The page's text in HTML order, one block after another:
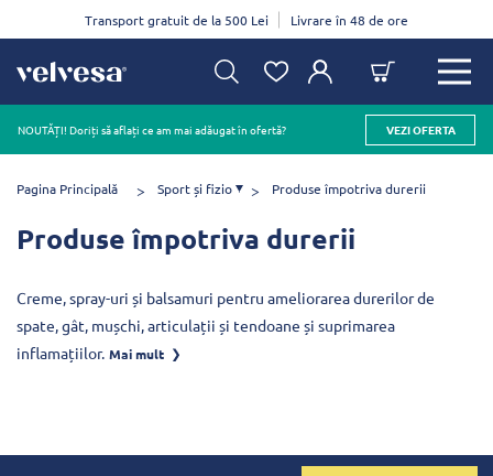
Transport gratuit de la 500 Lei Livrare în 48 de ore
NOUTĂȚI! Doriți să aflați ce am mai adăugat în ofertă? VEZI OFERTA
Pagina Principală Sport și fizio Produse împotriva durerii
Produse împotriva durerii
Creme, spray-uri și balsamuri pentru ameliorarea durerilor de
spate, gât, mușchi, articulații și tendoane și suprimarea
inflamațiilor. Mai mult